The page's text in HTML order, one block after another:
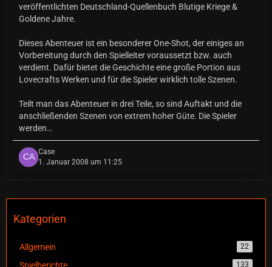
veröffentlichten Deutschland-Quellenbuch Blutige Kriege &
Goldene Jahre.
Dieses Abenteuer ist ein besonderer One-Shot, der einiges an
Vorbereitung durch den Spielleiter voraussetzt bzw. auch
verdient. Dafür bietet die Geschichte eine große Portion aus
Lovecrafts Werken und für die Spieler wirklich tolle Szenen.
Teilt man das Abenteuer in drei Teile, so sind Auftakt und die
anschließenden Szenen von extrem hoher Güte. Die Spieler
werden…
Case
1. Januar 2008 um 11:25
Kategorien
Allgemein 22
Spielberichte 133